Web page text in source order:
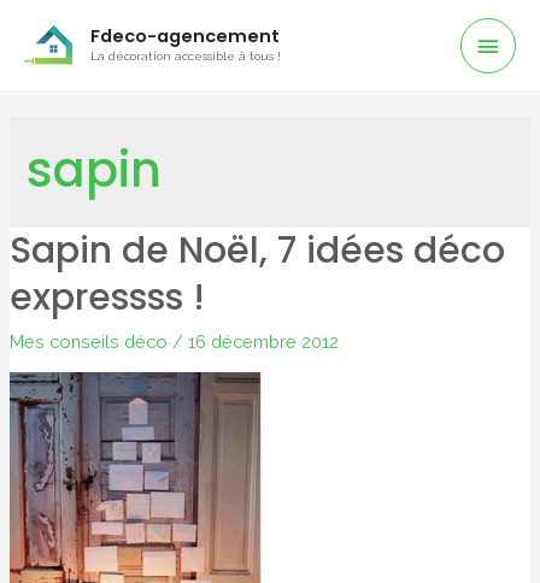
Fdeco-agencement
La décoration accessible à tous !
sapin
Sapin de Noël, 7 idées déco
expressss !
Mes conseils déco / 16 décembre 2012